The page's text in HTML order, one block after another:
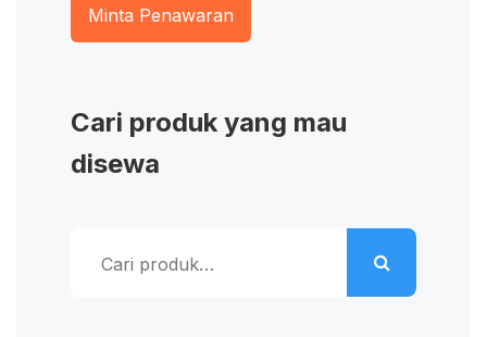
Minta Penawaran
Cari produk yang mau
disewa
untuk: